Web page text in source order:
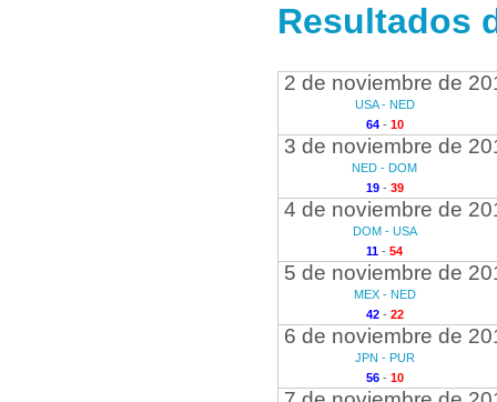
Resultados
2 de noviembre de
USA - NED
64- 10
3 de noviembre de
NED - DOM
19- 39
4 de noviembre de
DOM - USA
11 - 54
5 de noviembre de
MEX - NED
42- 22
6 de noviembre de
JPN - PUR
56- 10